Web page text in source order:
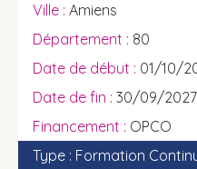
Amiens
80
01/10/
30/09/2027
OPCO
Formation